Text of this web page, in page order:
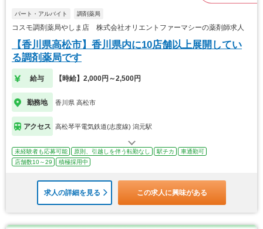
パート・アルバイト 調剤薬局
コスモ調剤薬局やしま店 株式会社オリエントファーマシーの薬剤師求人
【香川県高松市】香川県内に10店舗以上展開してい
る調剤薬局です
給与 【時給】2,000円～2,500円
勤務地 香川県 高松市
アクセス 高松琴平電気鉄道(志度線) 潟元駅
未経験者も応募可能 原則、引越しを伴う転勤なし 駅チカ
車通勤可
店舗数10～29
積極採用中
求人の詳細を見る この求人に興味がある